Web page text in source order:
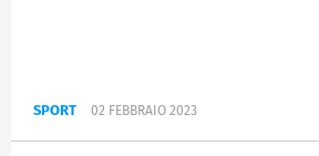
SPORT 02 FEBBRAIO 2023